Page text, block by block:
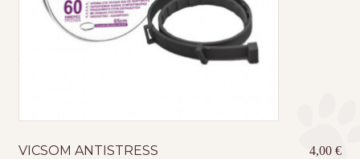
VICSOM ANTISTRESS
4,00€